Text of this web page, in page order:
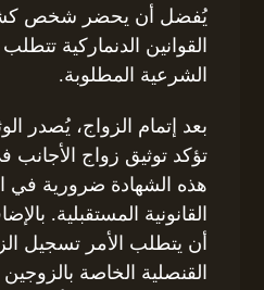
يُفضل أن يحضر شخص
القوانين الدنماركية
الشرعية المطلوبة.
بعد إتمام الزواج، يُصدر
تؤكد توثيق زواج الأجانب
هذه الشهادة ضرورية في
القانونية المستقبلية.
أن يتطلب الأمر تسجيل
القنصلية الخاصة